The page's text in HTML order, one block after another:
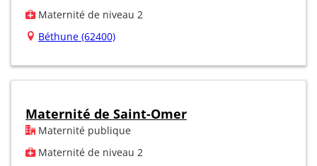
Maternité de niveau 2
Béthune (62400)
Maternité de Saint-Omer
Maternité publique
Maternité de niveau 2